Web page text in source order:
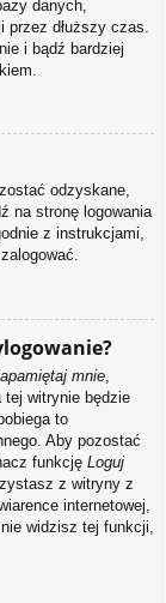
danych,
dłuższy czas.
i bądź bardziej
odzyskane,
na stronę logowania
z instrukcjami,
mnie
witrynie będzie
to
Aby pozostać
funkcję Loguj
z witryny z
internetowej,
widzisz tej funkcji,